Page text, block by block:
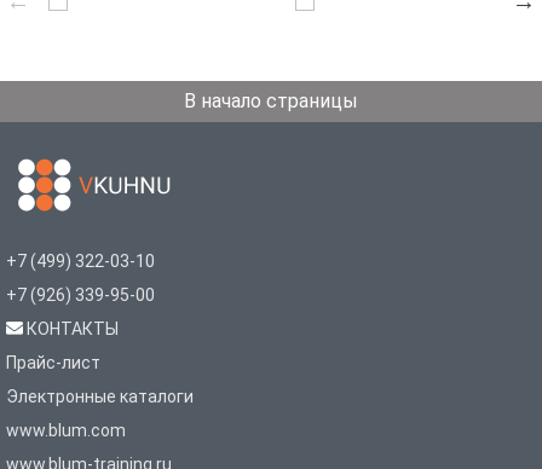
В начало страницы
+7 (499) 322-03-10
+7 (926) 339-95-00
КОНТАКТЫ
Прайс-лист
Электронные каталоги
www.blum.com
www.blum-training.ru